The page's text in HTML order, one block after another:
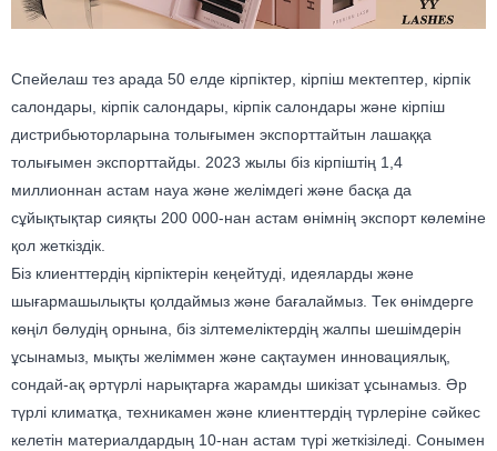
Спейелаш тез арада 50 елде кірпіктер, кірпіш мектептер, кірпік
салондары, кірпік салондары, кірпік салондары және кірпіш
дистрибьюторларына толығымен экспорттайтын лашаққа
толығымен экспорттайды. 2023 жылы біз кірпіштің 1,4
миллионнан астам науа және желімдегі және басқа да
сұйықтықтар сияқты 200 000-нан астам өнімнің экспорт көлеміне
қол жеткіздік.
Біз клиенттердің кірпіктерін кеңейтуді, идеяларды және
шығармашылықты қолдаймыз және бағалаймыз. Тек өнімдерге
көңіл бөлудің орнына, біз зілтемеліктердің жалпы шешімдерін
ұсынамыз, мықты желіммен және сақтаумен инновациялық,
сондай-ақ әртүрлі нарықтарға жарамды шикізат ұсынамыз. Әр
түрлі климатқа, техникамен және клиенттердің түрлеріне сәйкес
келетін материалдардың 10-нан астам түрі жеткізіледі. Сонымен